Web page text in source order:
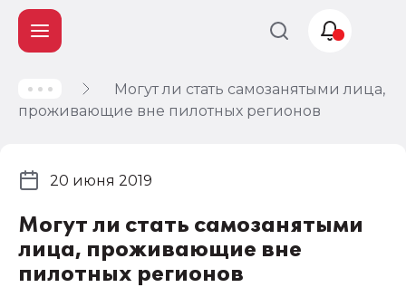
Могут ли стать самозанятыми лица,
проживающие вне пилотных регионов
Могут ли стать самозанятыми
лица, проживающие вне
пилотных регионов
20 июня 2019
Учет и
налогообложение